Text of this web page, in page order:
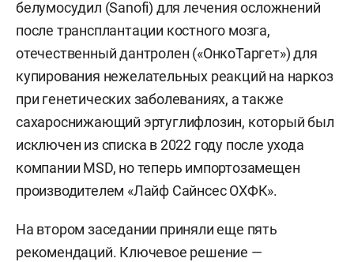
белумосудил (Sanofi) для лечения осложнений
после трансплантации костного мозга,
отечественный дантролен («ОнкоТаргет») для
купирования нежелательных реакций на наркоз
при генетических заболеваниях, а также
сахароснижающий эртуглифлозин, который был
исключен из списка в 2022 году после ухода
компании MSD, но теперь импортозамещен
производителем «Лайф Сайнсес ОХФК».
На втором заседании приняли еще пять
рекомендаций. Ключевое решение —